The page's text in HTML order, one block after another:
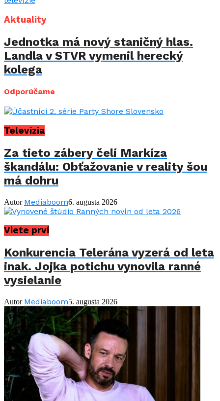
Aktuality
Jednotka má nový staničný hlas.
Landla v STVR vymenil herecký
kolega
Odporúčame
Televízia
Za tieto zábery čelí Markíza
škandálu: Obťažovanie v reality šou
má dohru
Autor Mediaboom6. augusta 2026
Viete prví
Konkurencia Telerána vyzerá od leta
inak. Jojka potichu vynovila ranné
vysielanie
Autor Mediaboom5. augusta 2026